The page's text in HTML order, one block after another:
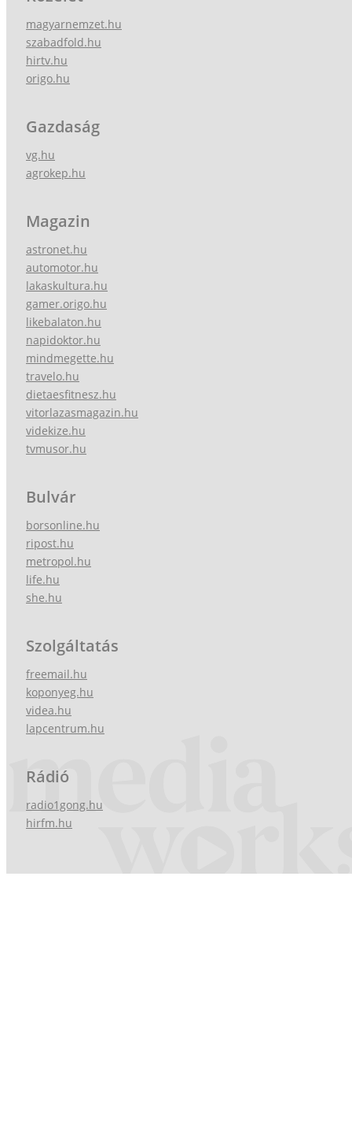
magyarnemzet.hu
szabadfold.hu
hirtv.hu
origo.hu
Gazdaság
vg.hu
agrokep.hu
Magazin
astronet.hu
automotor.hu
lakaskultura.hu
gamer.origo.hu
likebalaton.hu
napidoktor.hu
mindmegette.hu
travelo.hu
dietaesfitnesz.hu
vitorlazasmagazin.hu
videkize.hu
tvmusor.hu
Bulvár
borsonline.hu
ripost.hu
metropol.hu
life.hu
she.hu
Szolgáltatás
freemail.hu
koponyeg.hu
videa.hu
lapcentrum.hu
Rádió
radio1gong.hu
hirfm.hu